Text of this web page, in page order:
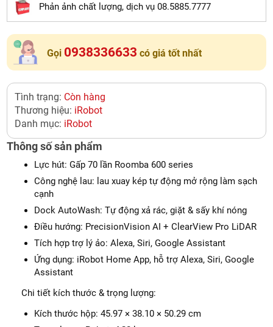
Phản ảnh chất lượng, dịch vụ 08.5885.7777
Gọi 0938336633 có giá tốt nhất
Tình trạng: Còn hàng
Thương hiệu: iRobot
Danh mục: iRobot
Thông số sản phẩm
Lực hút: Gấp 70 lần Roomba 600 series
Công nghệ lau: lau xuay kép tự động mở rộng làm sạch
cạnh
Dock AutoWash: Tự động xả rác, giặt & sấy khí nóng
Điều hướng: PrecisionVision AI + ClearView Pro LiDAR
Tích hợp trợ lý ảo: Alexa, Siri, Google Assistant
Ứng dụng: iRobot Home App, hỗ trợ Alexa, Siri, Google
Assistant
Chi tiết kích thước & trọng lượng:
Kích thước hộp: 45.97 × 38.10 × 50.29 cm